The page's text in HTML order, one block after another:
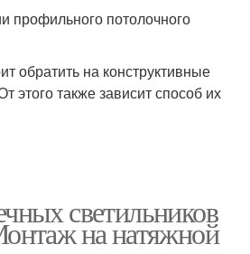
профильного потолочного
обратить на конструктивные
этого также зависит способ их
светильников
на натяжной